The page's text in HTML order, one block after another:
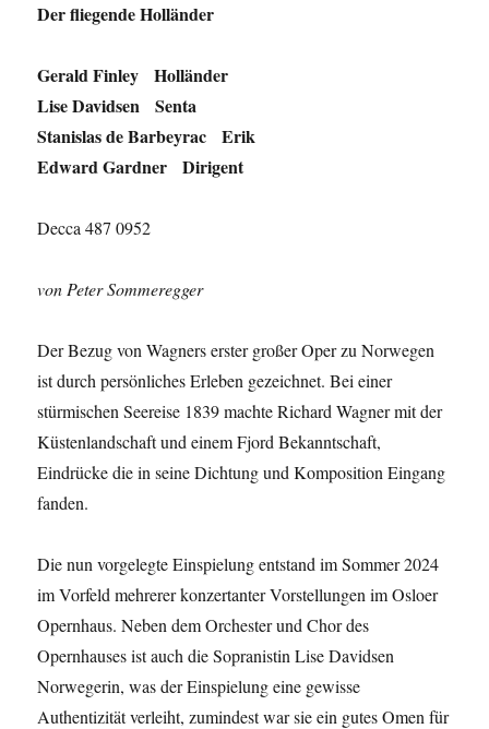
Der fliegende Holländer
Gerald Finley Holländer
Lise Davidsen Senta
Stanislas de Barbeyrac Erik
Edward Gardner Dirigent
Decca 487 0952
von Peter Sommeregger
Der Bezug von Wagners erster großer Oper zu Norwegen
ist durch persönliches Erleben gezeichnet. Bei einer
stürmischen Seereise 1839 machte Richard Wagner mit der
Küstenlandschaft und einem Fjord Bekanntschaft,
Eindrücke die in seine Dichtung und Komposition Eingang
fanden.
Die nun vorgelegte Einspielung entstand im Sommer 2024
im Vorfeld mehrerer konzertanter Vorstellungen im Osloer
Opernhaus. Neben dem Orchester und Chor des
Opernhauses ist auch die Sopranistin Lise Davidsen
Norwegerin, was der Einspielung eine gewisse
Authentizität verleiht, zumindest war sie ein gutes Omen für